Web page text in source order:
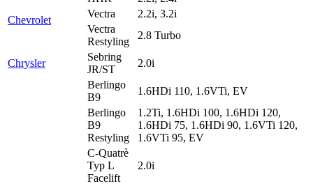
Chevrolet
Vectra
2.2i, 3.2i
Vectra
Restyling
2.8 Turbo
Chrysler
Sebring
JR/ST
2.0i
Berlingo
B9
1.6HDi 110, 1.6VTi, EV
Berlingo
B9
Restyling
1.2Ti, 1.6HDi 100, 1.6HDi 120,
1.6HDi 75, 1.6HDi 90, 1.6VTi 120,
1.6VTi 95, EV
C-Quatrè
Typ L
Facelift
2.0i